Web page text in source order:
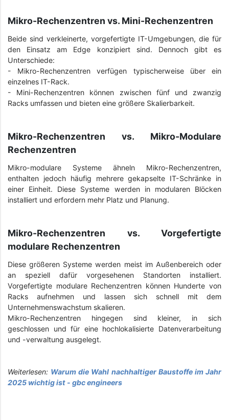
Mikro-Rechenzentren vs. Mini-Rechenzentren
Beide sind verkleinerte, vorgefertigte IT-Umgebungen, die für
den Einsatz am Edge konzipiert sind. Dennoch gibt es
Unterschiede:
- Mikro-Rechenzentren verfügen typischerweise über ein
einzelnes IT-Rack.
- Mini-Rechenzentren können zwischen fünf und zwanzig
Racks umfassen und bieten eine größere Skalierbarkeit.
Mikro-Rechenzentren vs. Mikro-Modulare
Rechenzentren
Mikro-modulare Systeme ähneln Mikro-Rechenzentren,
enthalten jedoch häufig mehrere gekapselte IT-Schränke in
einer Einheit. Diese Systeme werden in modularen Blöcken
installiert und erfordern mehr Platz und Planung.
Mikro-Rechenzentren vs. Vorgefertigte
modulare Rechenzentren
Diese größeren Systeme werden meist im Außenbereich oder
an speziell dafür vorgesehenen Standorten installiert.
Vorgefertigte modulare Rechenzentren können Hunderte von
Racks aufnehmen und lassen sich schnell mit dem
Unternehmenswachstum skalieren.
Mikro-Rechenzentren hingegen sind kleiner, in sich
geschlossen und für eine hochlokalisierte Datenverarbeitung
und -verwaltung ausgelegt.
Weiterlesen: Warum die Wahl nachhaltiger Baustoffe im Jahr
2025 wichtig ist - gbc engineers